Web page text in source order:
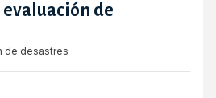
de
de desastres